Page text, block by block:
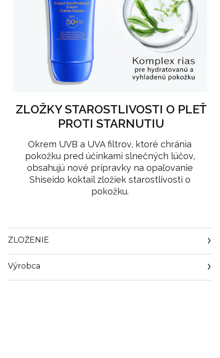
ZLOŽKY STAROSTLIVOSTI O PLEŤ
PROTI STARNUTIU
Okrem UVB a UVA filtrov, ktoré chránia
pokožku pred účinkami slnečných lúčov,
obsahujú nové prípravky na opaľovanie
Shiseido koktail zložiek starostlivosti o
pokožku.
ZLOŽENIE
Výrobca